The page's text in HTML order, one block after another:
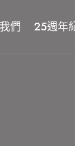
們 25週年